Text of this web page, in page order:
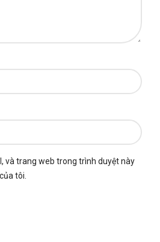
và trang web trong trình duyệt này
tôi.